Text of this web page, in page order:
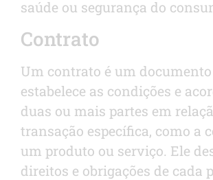
saúde ou segurança do
Contrato
Um contrato é um
estabelece as condições e
duas ou mais partes em
transação específica, como a
um produto ou serviço. Ele
direitos e obrigações de cada